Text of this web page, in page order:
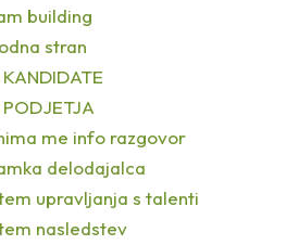
building
stran
me info razgovor
delodajalca
upravljanja s talenti
nasledstev